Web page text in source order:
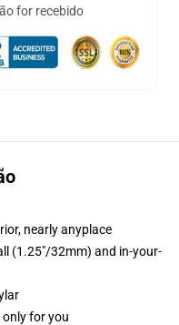
for recebido
nearly anyplace
(1.25"/32mm) and in-your-
for you